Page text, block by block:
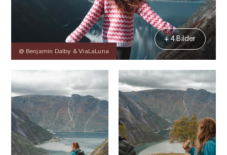
@ Benjamin Dalby & ViaLaLuna
+ 4 Bilder